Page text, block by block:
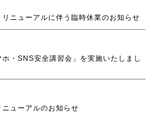
ニューアルに伴う臨時休業のお知らせ
・SNS安全講習会」を実施いたしまし
ューアルのお知らせ